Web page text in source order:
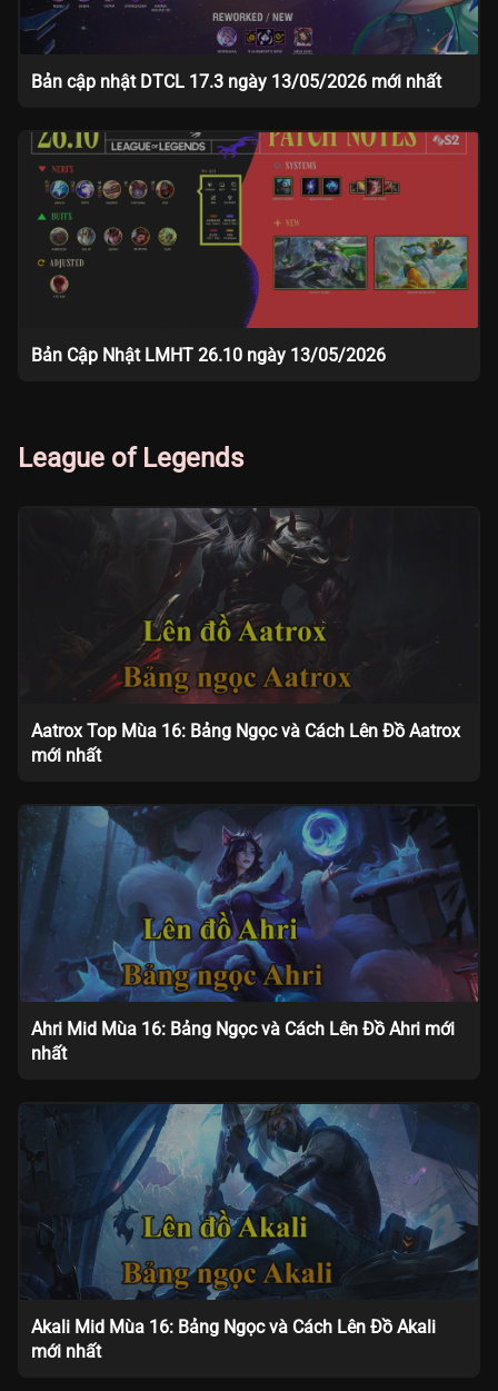
Bản cập nhật DTCL 17.3 ngày 13/05/2026 mới nhất
Bản Cập Nhật LMHT 26.10 ngày 13/05/2026
League of Legends
Aatrox Top Mùa 16: Bảng Ngọc và Cách Lên Đồ Aatrox
mới nhất
Ahri Mid Mùa 16: Bảng Ngọc và Cách Lên Đồ Ahri mới
nhất
Akali Mid Mùa 16: Bảng Ngọc và Cách Lên Đồ Akali
mới nhất